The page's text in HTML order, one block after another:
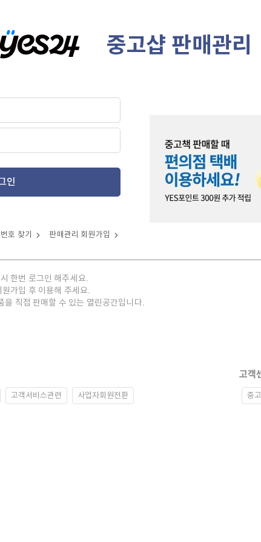
중고샵 판매관리
인
호 찾기 판매관리 회원가입
한번 로그인 해주세요.
가입 후 이용해 주세요.
을 직접 판매할 수 있는 열린공간입니다.
고객서비스관련 사업자회원전환
고객
중